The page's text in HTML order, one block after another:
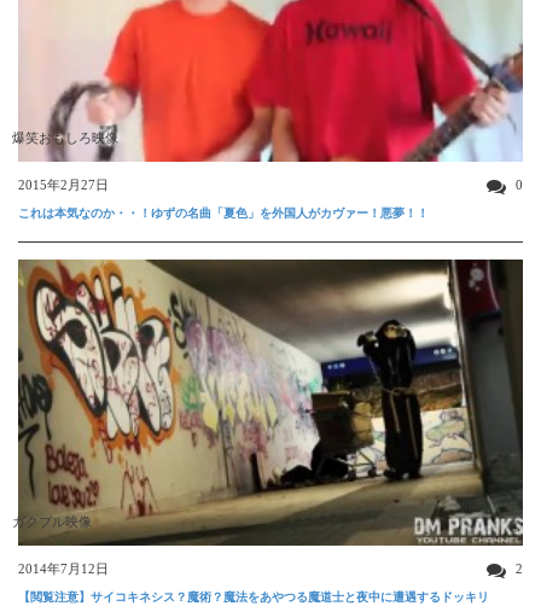
爆笑おもしろ映像
2015年2月27日 0
これは本気なのか・・！ゆずの名曲「夏色」を外国人がカヴァー！悪夢！！
ガクブル映像
2014年7月12日 2
【閲覧注意】サイコキネシス？魔術？魔法をあやつる魔道士と夜中に遭遇するドッキリ